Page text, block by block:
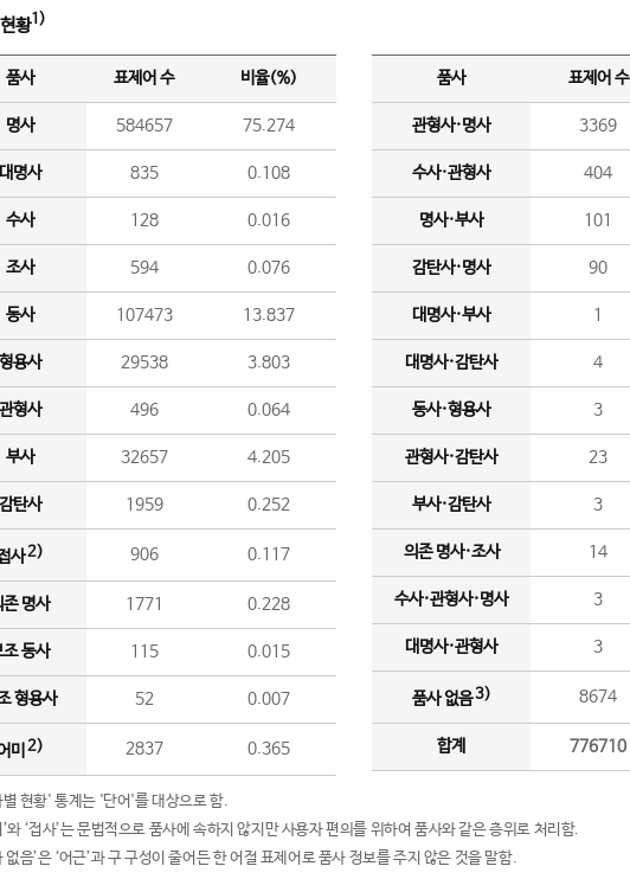
황1)
품사 표제어 수 비율(%)
명사 584657 75.274
명사 835 0.108
수사 128 0.016
조사 594 0.076
동사 107473 13.837
용사 29538 3.803
형사 496 0.064
부사 32657 4.205
탄사 1959 0.252
사2) 906 0.117
존 명사 1771 0.228
조 동사 115 0.015
형용사 52 0.007
미 2) 2837 0.365
품사 표제어 수
관형사·명사 3369
수사·관형사 404
명사·부사 101
감탄사·명사 90
대명사·부사 1
대명사·감탄사 4
동사·형용사 3
관형사·감탄사 23
부사·감탄사 3
의존 명사·조사 14
수사·관형사·명사 3
대명사·관형사 3
품사 없음3) 8674
합계 776710
현황' 통계는 '단어'를 대상으로 함.
와 ‘접사’는 문법적으로 품사에 속하지 않지만 사용자 편의를 위하여 품사와 같은 층위로 처리함.
없음’은 ‘어근’과 구 구성이 줄어든 한 어절 표제어로 품사 정보를 주지 않은 것을 말함.